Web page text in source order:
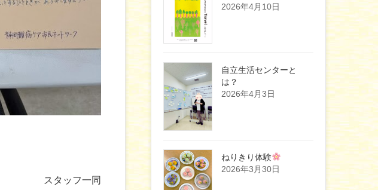
スタッフ一同
2026年4月10日
自立生活センターと
は？
2026年4月3日
ねりきり体験
2026年3月30日